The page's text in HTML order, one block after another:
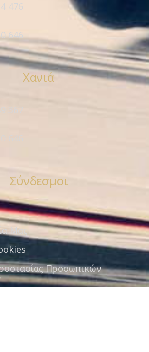
476
646
Χανιά
367
Σύνδεσμοι
Μας
Προσωπικών